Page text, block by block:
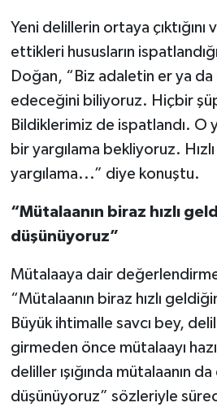
Yeni delillerin ortaya
ettikleri hususların
Doğan, “Biz adaletin er ya
edeceğini biliyoruz. Hiçbir
Bildiklerimiz de ispatlandı. O
bir yargılama bekliyoruz.
yargılama...” diye konuştu.
“Mütalaanın biraz hızlı
düşünüyoruz”
Mütalaaya dair
“Mütalaanın biraz hızlı
Büyük ihtimalle savcı bey,
girmeden önce mütalaayı
deliller ışığında mütalaanın
düşünüyoruz” sözleriyle